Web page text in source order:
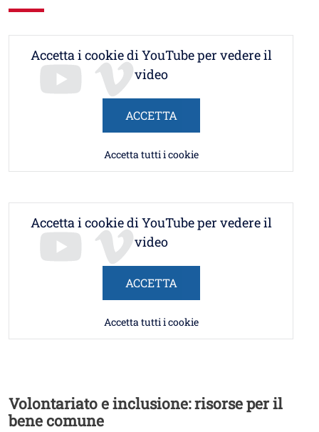
Accetta i cookie di YouTube per vedere il
video
ACCETTA
Accetta tutti i cookie
Accetta i cookie di YouTube per vedere il
video
ACCETTA
Accetta tutti i cookie
Volontariato e inclusione: risorse per il
bene comune